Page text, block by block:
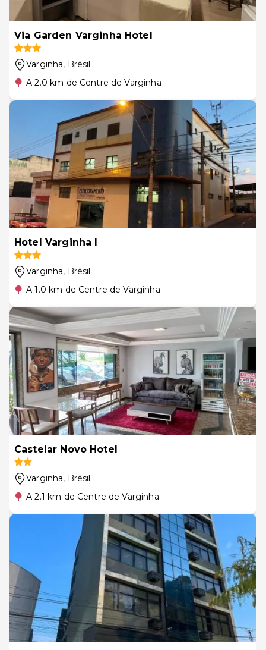
Via Garden Varginha Hotel
Varginha, Brésil
A 2.0 km de Centre de Varginha
Hotel Varginha I
Varginha, Brésil
A 1.0 km de Centre de Varginha
Castelar Novo Hotel
Varginha, Brésil
A 2.1 km de Centre de Varginha